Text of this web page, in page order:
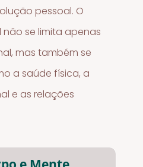
pessoal. O
se limita apenas
mas também se
a saúde física, a
e as relações